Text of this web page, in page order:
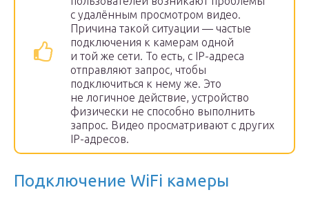
с удалённым просмотром видео.
Причина такой ситуации — частые
подключения к камерам одной
и той же сети. То есть, с IP-адреса
отправляют запрос, чтобы
подключиться к нему же. Это
не логичное действие, устройство
физически не способно выполнить
запрос. Видео просматривают с других
IP-адресов.
Подключение WiFi камеры